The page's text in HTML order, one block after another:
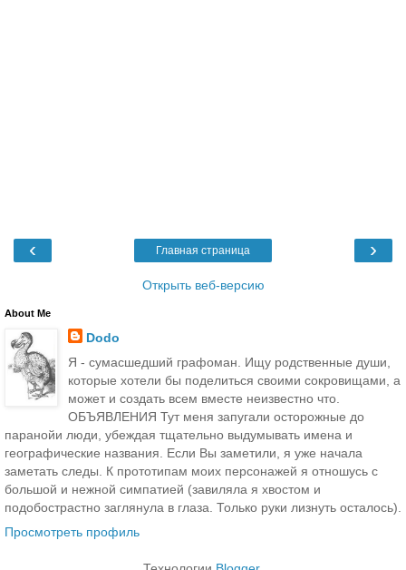
‹ ›
Главная страница
Открыть веб-версию
About Me
Dodo
Я - сумасшедший графоман. Ищу родственные души,
которые хотели бы поделиться своими сокровищами, а
может и создать всем вместе неизвестно что.
ОБЪЯВЛЕНИЯ Тут меня запугали осторожные до
паранойи люди, убеждая тщательно выдумывать имена и
географические названия. Если Вы заметили, я уже начала
заметать следы. К прототипам моих персонажей я отношусь с
большой и нежной симпатией (завиляла я хвостом и
подобострастно заглянула в глаза. Только руки лизнуть осталось).
Просмотреть профиль